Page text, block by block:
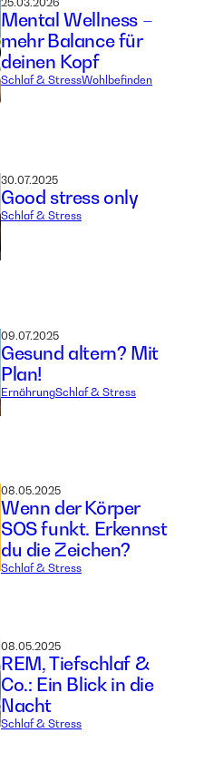
Mental Wellness –
mehr Balance für
deinen Kopf
Schlaf & StressWohlbefinden
30.07.2025
Good stress only
Schlaf & Stress
09.07.2025
Gesund altern? Mit
Plan!
ErnährungSchlaf & Stress
08.05.2025
Wenn der Körper
SOS funkt. Erkennst
du die Zeichen?
Schlaf & Stress
08.05.2025
REM, Tiefschlaf &
Co.: Ein Blick in die
Nacht
Schlaf & Stress